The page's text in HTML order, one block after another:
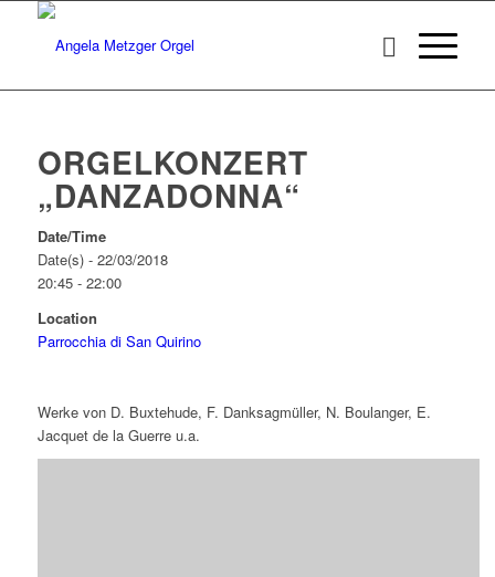
ORGELKONZERT
„DANZADONNA“
Date/Time
Date(s) - 22/03/2018
20:45 - 22:00
Location
Parrocchia di San Quirino
Werke von D. Buxtehude, F. Danksagmüller, N. Boulanger, E.
Jacquet de la Guerre u.a.